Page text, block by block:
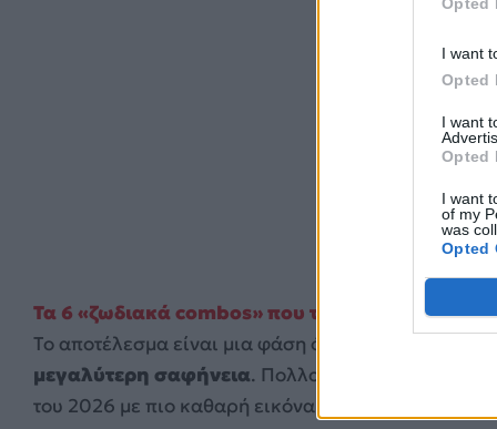
I want
Opted
I want
Opted
I want
of my
was
Opted
Τα 6 «ζωδιακά combos» που ταιριάζουν
Το αποτέλεσμα είναι μια φάση όπου
μεγαλύτερη σαφήνεια. Πολλοί καλούνται να
του 2026 με πιο καθαρή εικόνα. Τα